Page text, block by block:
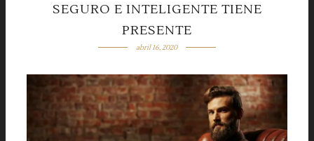
SEGURO E INTELIGENTE TIENE
PRESENTE
abril 16, 2020